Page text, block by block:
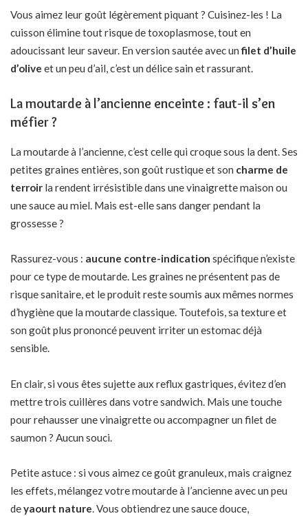
Vous aimez leur goût légèrement piquant ? Cuisinez-les ! La
cuisson élimine tout risque de toxoplasmose, tout en
adoucissant leur saveur. En version sautée avec unfilet d’huile
d’olive et un peu d’ail, c’est un délice sain et rassurant.
La moutarde à l’ancienne enceinte : faut-il s’en
méfier ?
La moutarde à l’ancienne, c’est celle qui croque sous la dent. Ses
petites graines entières, son goût rustique et son charme de
terroir la rendent irrésistible dans une vinaigrette maison ou
une sauce au miel. Mais est-elle sans danger pendant la
grossesse ?
Rassurez-vous : aucune contre-indication spécifique n’existe
pour ce type de moutarde. Les graines ne présentent pas de
risque sanitaire, et le produit reste soumis aux mêmes normes
d’hygiène que la moutarde classique. Toutefois, sa texture et
son goût plus prononcé peuvent irriter un estomac déjà
sensible.
En clair, si vous êtes sujette aux reflux gastriques, évitez d’en
mettre trois cuillères dans votre sandwich. Mais une touche
pour rehausser une vinaigrette ou accompagner un filet de
saumon ? Aucun souci.
Petite astuce : si vous aimez ce goût granuleux, mais craignez
les effets, mélangez votre moutarde à l’ancienne avec un peu
deyaourt nature. Vous obtiendrez une sauce douce,